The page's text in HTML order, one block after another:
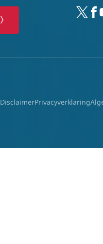
DisclaimerPrivacyverklaring